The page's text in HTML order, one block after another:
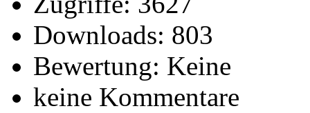
Downloads: 803
Bewertung: Keine
keine Kommentare